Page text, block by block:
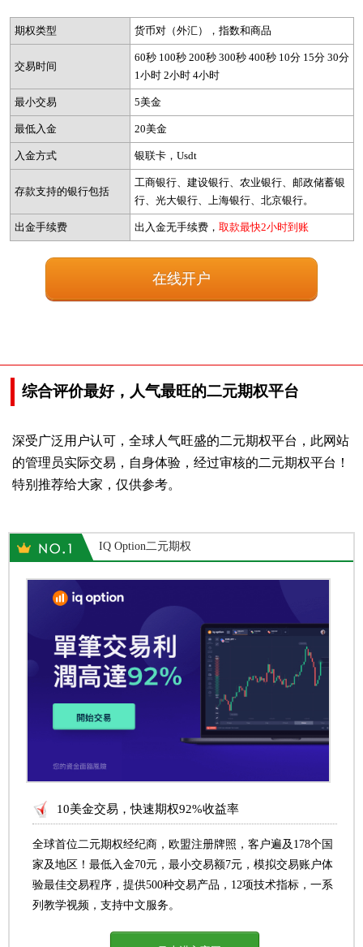
期权类型 货币对（外汇），指数和商品
交易时间
60秒 100秒 200秒 300秒 400秒 10分 15分 30分
1小时 2小时 4小时
最小交易 5美金
最低入金 20美金
入金方式 银联卡，Usdt
存款支持的银行包括
工商银行、建设银行、农业银行、邮政储蓄银
行、光大银行、上海银行、北京银行。
出金手续费 出入金无手续费， 取款最快2小时到账
在线开户
综合评价最好，人气最旺的二元期权平台
深受广泛用户认可，全球人气旺盛的二元期权平台，此网站
的管理员实际交易，自身体验，经过审核的二元期权平台！
特别推荐给大家，仅供参考。
IQ Option二元期权
10美金交易，快速期权92%收益率
全球首位二元期权经纪商，欧盟注册牌照，客户遍及178个国
家及地区！最低入金70元，最小交易额7元，模拟交易账户体
验最佳交易程序，提供500种交易产品，12项技术指标，一系
列教学视频，支持中文服务。